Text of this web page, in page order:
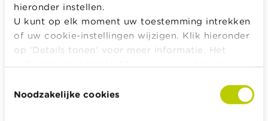
hieronder instellen.
U kunt op elk moment uw toestemming intrekken
of uw cookie-instellingen wijzigen. Klik hieronder
op ‘Details tonen’ voor meer informatie. Het
Noodzakelijke cookies
Alle rekentools, checklists en meer
Budget, betalen, lenen en verzekeren
Familie
Sparen en beleggen
Erven